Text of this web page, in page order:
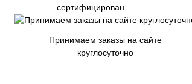
сертифицирован
Принимаем заказы на сайте
круглосуточно